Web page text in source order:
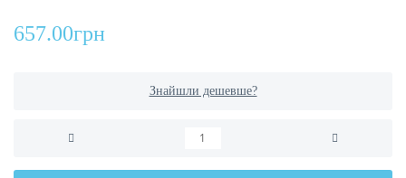
657.00грн
Знайшли дешевше?